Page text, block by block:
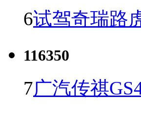
6试驾奇瑞路
116350
7广汽传祺